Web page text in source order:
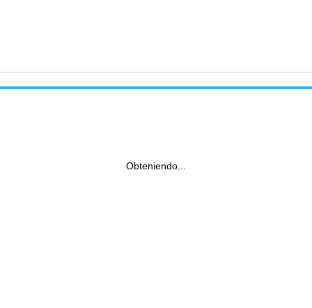
Obteniendo...